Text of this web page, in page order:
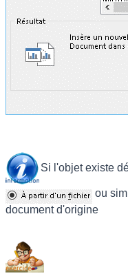
Si l'objet existe
ou
document d'origine